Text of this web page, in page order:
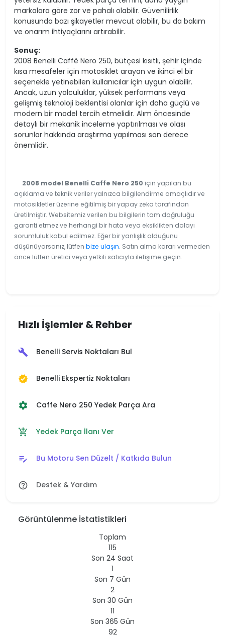
markalara göre zor ve pahalı olabilir. Güvenilirlik
konusunda bazı şikayetler mevcut olabilir, bu da bakım
ve onarım ihtiyaçlarını artırabilir.
Sonuç:
2008 Benelli Caffè Nero 250, bütçesi kısıtlı, şehir içinde
kısa mesafeler için motosiklet arayan ve ikinci el bir
seçenekle yetinebilen kullanıcılar için uygun olabilir.
Ancak, uzun yolculuklar, yüksek performans veya
gelişmiş teknoloji beklentisi olanlar için daha güçlü ve
modern bir model tercih etmelidir. Alım öncesinde
detaylı bir mekanik inceleme yaptırılması ve olası
sorunlar hakkında araştırma yapılması son derece
önemlidir.
2008 model Benelli Caffe Nero 250 için yapılan bu
açıklama ve teknik veriler yalnızca bilgilendirme amaçlıdır ve
motosikletler üzerine eğitilmiş bir yapay zeka tarafından
üretilmiştir. Websitemiz verilen bu bilgilerin tam doğruluğu
garanti etmez ve herhangi bir hata veya eksiklikten dolayı
sorumluluk kabul edilmez. Eğer bir yanlışlık olduğunu
düşünüyorsanız, lütfen bize ulaşın. Satın alma kararı vermeden
önce lütfen üretici veya yetkili satıcıyla iletişime geçin.
Hızlı İşlemler & Rehber
build Benelli Servis Noktaları Bul
verified Benelli Ekspertiz Noktaları
settings Caffe Nero 250 Yedek Parça Ara
add_shopping_cart Yedek Parça İlanı Ver
edit_note Bu Motoru Sen Düzelt / Katkıda Bulun
help_outline Destek & Yardım
Görüntülenme İstatistikleri
Toplam
115
Son 24 Saat
1
Son 7 Gün
2
Son 30 Gün
11
Son 365 Gün
92